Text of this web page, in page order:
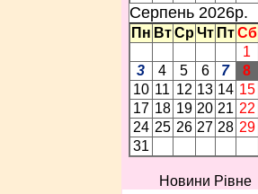
Серпень 2026p.
Пн Вт Ср Чт Пт Сб
1
3
4 5 6 7 8
10 11 12 13 14 15
17 18 19 20 21 22
24 25 26 27 28 29
31
Новини Рівне